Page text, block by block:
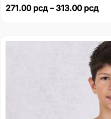
271.00 рсд – 313.00 рсд
од
до